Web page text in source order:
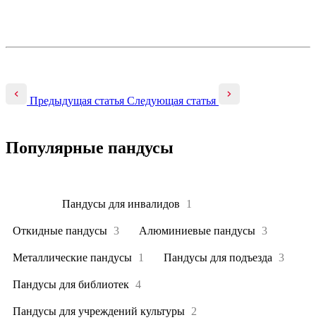
Предыдущая статья Следующая статья
Популярные пандусы
Пандусы для инвалидов 1
Откидные пандусы 3 Алюминиевые пандусы 3
Металлические пандусы 1 Пандусы для подъезда 3
Пандусы для библиотек 4
Пандусы для учреждений культуры 2